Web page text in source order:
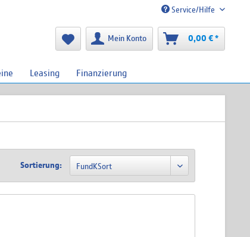
Service/Hilfe
Mein Konto 0,00 € *
Leasing Finanzierung
Sortierung: